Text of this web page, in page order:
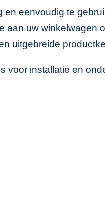
eenvoudig te
aan uw
uitgebreide
voor installatie en